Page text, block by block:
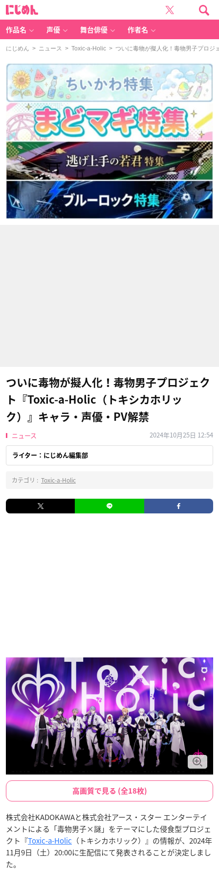
作品名 声優 舞台俳優 作者名
にじめん > ニュース > Toxic-a-Holic > ついに毒物が擬人化！毒物男子プロジ
ついに毒物が擬人化！毒物男子プロジェク
ト『Toxic-a-Holic（トキシカホリッ
ク）』キャラ・声優・PV解禁
ニュース 2024年10月25日 12:54
ライター：にじめん編集部
カテゴリ : Toxic-a-Holic
高画質で見る (全18枚)
株式会社KADOKAWAと株式会社アース・スター エンターテイ
メントによる「毒物男子×謎」をテーマにした侵食型プロジェ
クト『Toxic-a-Holic （トキシカホリック）』の情報が、2024年
11月9日（土）20:00に生配信にて発表されることが決定しまし
た。